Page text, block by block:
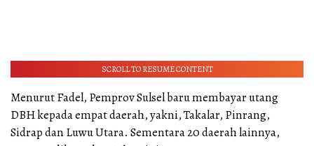
SCROLL TO RESUME CONTENT
Menurut Fadel, Pemprov Sulsel baru membayar utang
DBH kepada empat daerah, yakni, Takalar, Pinrang,
Sidrap dan Luwu Utara. Sementara 20 daerah lainnya,